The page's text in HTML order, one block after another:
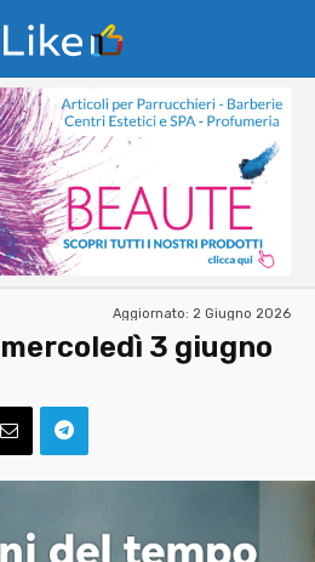
Aggiornato: 2 Giugno 2026
3 giugno